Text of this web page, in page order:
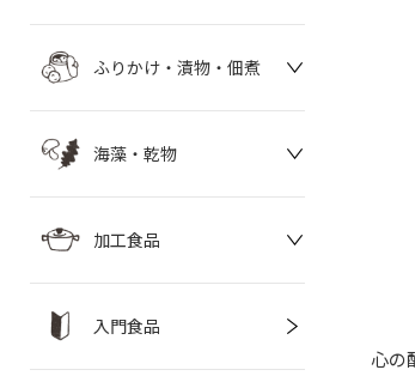
ふりかけ・漬物・佃煮
海藻・乾物
加工食品
入門食品
心の